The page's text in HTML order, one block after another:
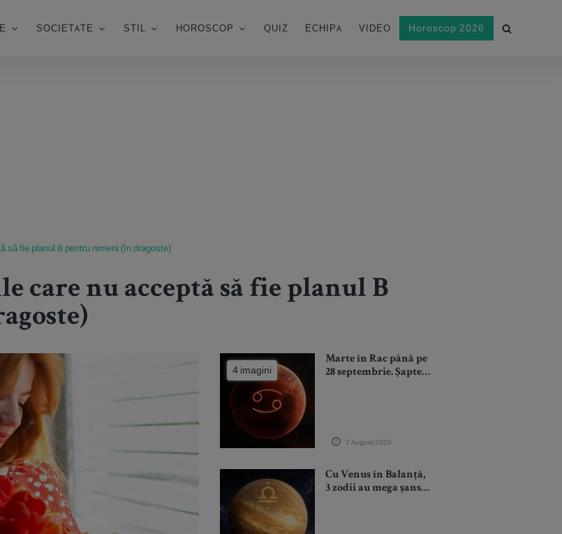
SOCIETATE STIL HOROSCOP QUIZ ECHIPA VIDEO Horoscop 2026
să fie planul B pentru nimeni (în dragoste)
care nu acceptă să fie planul B
4 imagini
Marte în Rac până pe
28 septembrie. Șapte
pentru ce iubim
7 August 2026
Cu Venus în Balanță,
3 zodii au mega șanse